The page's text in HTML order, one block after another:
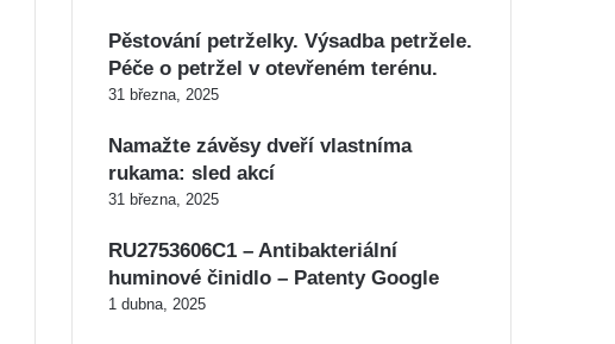
Pěstování petrželky. Výsadba petržele.
Péče o petržel v otevřeném terénu.
31 března, 2025
Namažte závěsy dveří vlastníma
rukama: sled akcí
31 března, 2025
RU2753606C1 – Antibakteriální
huminové činidlo – Patenty Google
1 dubna, 2025